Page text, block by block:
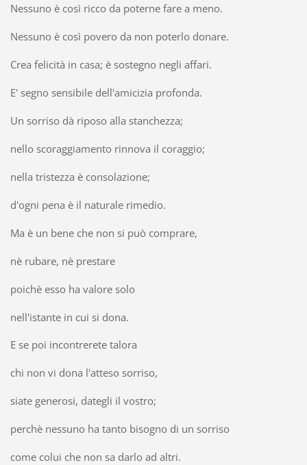
Nessuno è così ricco da poterne fare a meno.
Nessuno è così povero da non poterlo donare.
Crea felicità in casa; è sostegno negli affari.
E' segno sensibile dell'amicizia profonda.
Un sorriso dà riposo alla stanchezza;
nello scoraggiamento rinnova il coraggio;
nella tristezza è consolazione;
d'ogni pena è il naturale rimedio.
Ma è un bene che non si può comprare,
nè rubare, nè prestare
poichè esso ha valore solo
nell'istante in cui si dona.
E se poi incontrerete talora
chi non vi dona l'atteso sorriso,
siate generosi, dategli il vostro;
perchè nessuno ha tanto bisogno di un sorriso
come colui che non sa darlo ad altri.